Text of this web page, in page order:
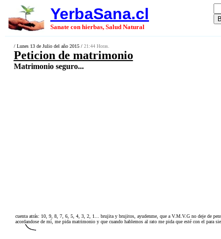
YerbaSana.cl
Sanate con hierbas, Salud Natural
/ Lunes 13 de Julio del año 2015 / 21:44 Horas.
Peticion de matrimonio
Matrimonio seguro...
cuenta atrás: 10, 9, 8, 7, 6, 5, 4, 3, 2, 1... brujita y brujitos, ayudenme, que a V.M.V.G no deje de
acordandose de mí, me pida matrimonio y que cuando hablemos al rato me pida que esté con el para